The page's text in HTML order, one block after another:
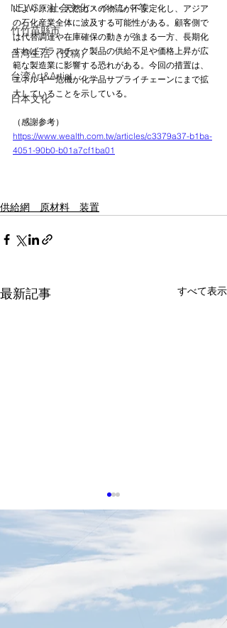
NEWS・社会文化・イベント等
竹竹苗縣市
台湾生活（投稿）
台湾Art&Artist
日本文化
により原油・天然ガスの物流が不安定化し、アジア
の石化産業全体に波及する可能性がある。顧客側で
は代替調達や在庫確保の動きが強まる一方、長期化
すればプラスチック製品の供給不足や価格上昇が広
範な製造業に影響する恐れがある。今回の措置は、
エネルギー危機が化学品サプライチェーンにまで拡
大していることを示している。
（感謝参考）
https://www.wealth.com.tw/articles/c3379a37-b1ba-
4051-90b0-b01a7cf1ba01
供給網 原材料 装置
最新記事 すべて表示
タセンター冷却特許で存
在感
生成AIの普及により高性能計
算への需要が高まり、データ
センターの冷却および熱管理
技術は、産業界における競争
の重要分野となっている。経